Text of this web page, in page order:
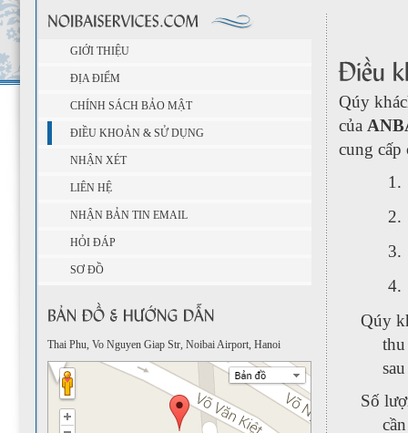
GIỚI THIỆU
ĐỊA ĐIỂM
CHÍNH SÁCH BẢO MẬT
ĐIỀU KHOẢN & SỬ DỤNG
NHẬN XÉT
LIÊN HỆ
NHẬN BẢN TIN EMAIL
HỎI ĐÁP
SƠ ĐỒ
Thai Phu, Vo Nguyen Giap Str, Noibai Airport, Hanoi
Qúy
của
cung cấp
1.
2.
3.
4.
Qúy
Số